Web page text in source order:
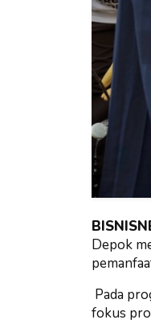
Depok
Pada
fokus